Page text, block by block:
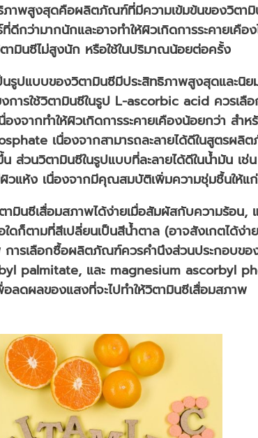
าพสูงสุดคือผลิตภัณฑ์ที่มีความเข้มข้นของวิตา
ดีกว่ามากนักและอาจทำให้ผิวเกิดการระคายเ
มินซีไม่สูงนัก หรือใช้ในปริมาณน้อยต่อครั้ง
ปแบบของวิตามินซีมีประสิทธิภาพสูงสุดและนิย
ารใช้วิตามินซีในรูป L-ascorbic acid ควรเลือ
ากทำให้ผิวเกิดการระคายเคืองน้อยกว่า สำ
เนื่องจากสามารถละลายได้ดีในสูตรผลิ
น ส่วนวิตามินซีในรูปแบบที่ละลายได้ดีในน้ำมัน
แห้ง เนื่องจากมีคุณสมบัติเพิ่มความชุ่มชื้นให้แ
ามินซีเสื่อมสภาพได้ง่ายเมื่อสัมผัสกับความร้อน,
ดก็ตามที่สีเปลี่ยนเป็นสีน้ำตาล (อาจสังเกตได้ง่
การเลือกซื้อผลิตภัณฑ์ควรคำนึงส่วนประกอบข
palmitate, และ magnesium ascorbyl
ดผลของแสงที่จะไปทำให้วิตามินซีเสื่อมสภาพ